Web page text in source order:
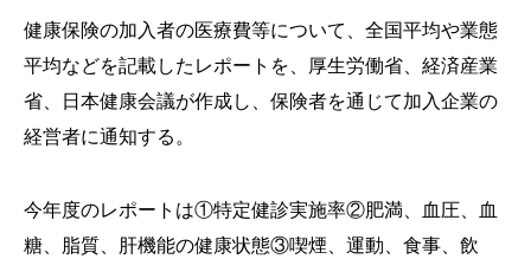
健康保険の加入者の医療費等について、全国平均や業態
平均などを記載したレポートを、厚生労働省、経済産業
省、日本健康会議が作成し、保険者を通じて加入企業の
経営者に通知する。
今年度のレポートは①特定健診実施率②肥満、血圧、血
糖、脂質、肝機能の健康状態③喫煙、運動、食事、飲